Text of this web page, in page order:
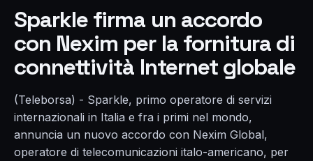
Sparkle firma un accordo
con Nexim per la fornitura di
connettività Internet globale
(Teleborsa) - Sparkle, primo operatore di servizi
internazionali in Italia e fra i primi nel mondo,
annuncia un nuovo accordo con Nexim Global,
operatore di telecomunicazioni italo-americano, per